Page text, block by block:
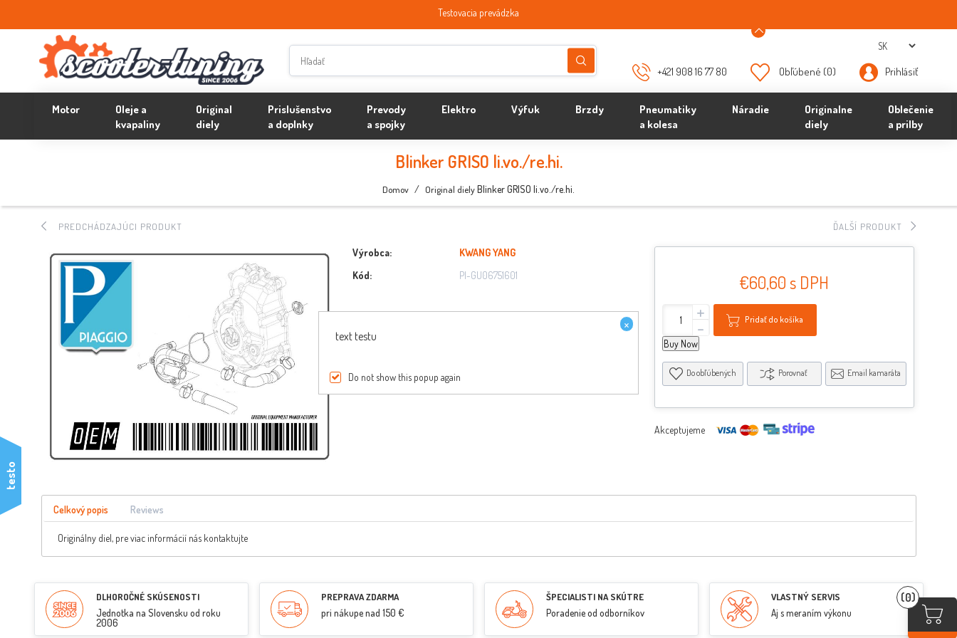
Testovacia prevádzka
+421 908 16 77 80 Obľúbené (0) Prihlásiť
(0)
Motor
Oleje a
kvapaliny
Original
diely
Prislušenstvo
a doplnky
Prevody
a spojky
Elektro Výfuk Brzdy
Pneumatiky
a kolesa
Náradie
Originalne
diely
Oblečenie
a prilby
Blinker GRISO li.vo./re.hi.
Domov / Original dielyBlinker GRISO li.vo./re.hi.
PREDCHÁDZAJÚCI PRODUKT ĎALŠÍ PRODUKT
Výrobca:
KWANG YANG
Kód:
PI-GU06751601 €60,60 s DPH
+
- Pridať do košíka
Buy Now
Do obľúbených Porovnať Email kamaráta
Akceptujeme
Celkový popis Reviews
Originálny diel, pre viac informácií nás kontaktujte
DLHOROČNÉ SKÚSENOSTI
Jednotka na Slovensku od roku
2006
PREPRAVA ZDARMA
pri nákupe nad 150 €
ŠPECIALISTI NA SKÚTRE
Poradenie od odborníkov
VLASTNÝ SERVIS
Aj s meraním výkonu
testo
×
text testu
Do not show this popup again